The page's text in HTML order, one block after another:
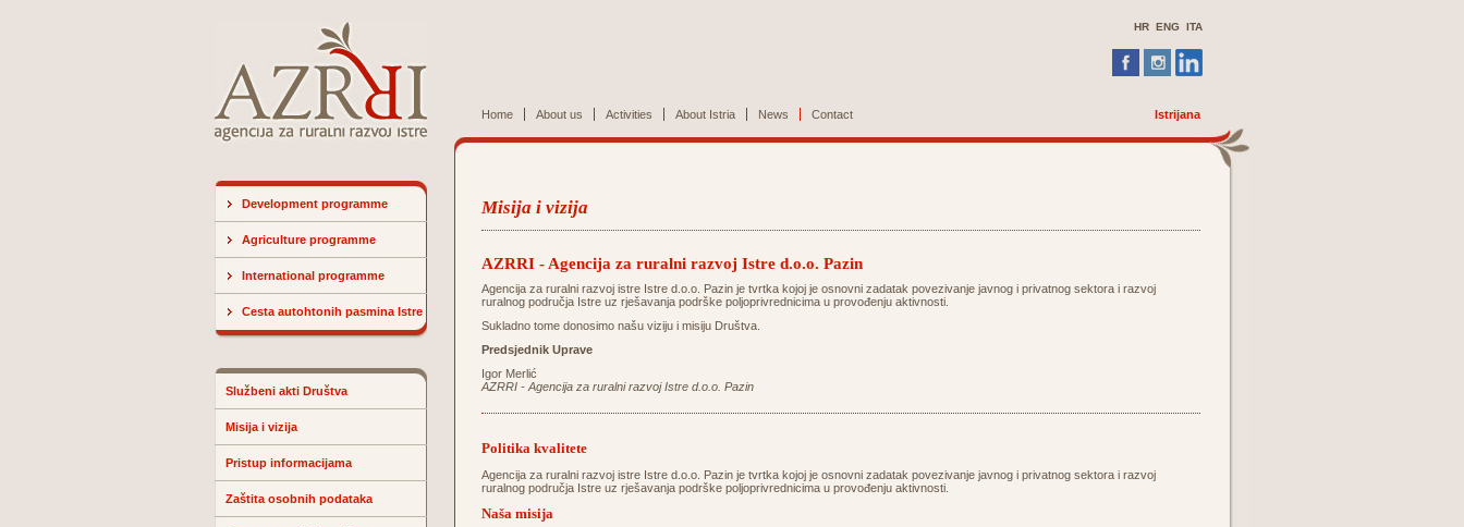
HR ENG ITA
Home About us Activities About Istria News Contact Istrijana
Development programme
Agriculture programme
International programme
Cesta autohtonih pasmina Istre
Službeni akti Društva
Misija i vizija
Pristup informacijama
Zaštita osobnih podataka
Misija i vizija
AZRRI - Agencija za ruralni razvoj Istre d.o.o. Pazin
Agencija za ruralni razvoj istre Istre d.o.o. Pazin je tvrtka kojoj je osnovni zadatak povezivanje javnog i privatnog sektora i razvoj
ruralnog područja Istre uz rješavanja podrške poljoprivrednicima u provođenju aktivnosti.
Sukladno tome donosimo našu viziju i misiju Društva.
Predsjednik Uprave
Igor Merlić
AZRRI - Agencija za ruralni razvoj Istre d.o.o. Pazin
Politika kvalitete
Agencija za ruralni razvoj istre Istre d.o.o. Pazin je tvrtka kojoj je osnovni zadatak povezivanje javnog i privatnog sektora i razvoj
ruralnog područja Istre uz rješavanja podrške poljoprivrednicima u provođenju aktivnosti.
Naša misija